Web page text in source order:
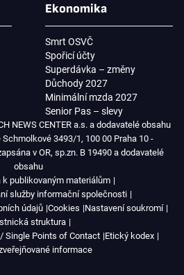
Ekonomika
Smrt OSVČ
Spořicí účty
Superdávka – změny
Důchody 2027
Minimální mzda 2027
Senior Pas – slevy
NEWS CENTER a.s. a dodavatelé obsahu
3493/1, 100 00 Praha 10 -
v OR, sp.zn. B 19490 a dodavatelé
obsahu
k publikovaným materiálům
služby informační společnosti
údajů Cookies Nastavení soukromí
struktura
Single Points of Contact Etický kodex
informace